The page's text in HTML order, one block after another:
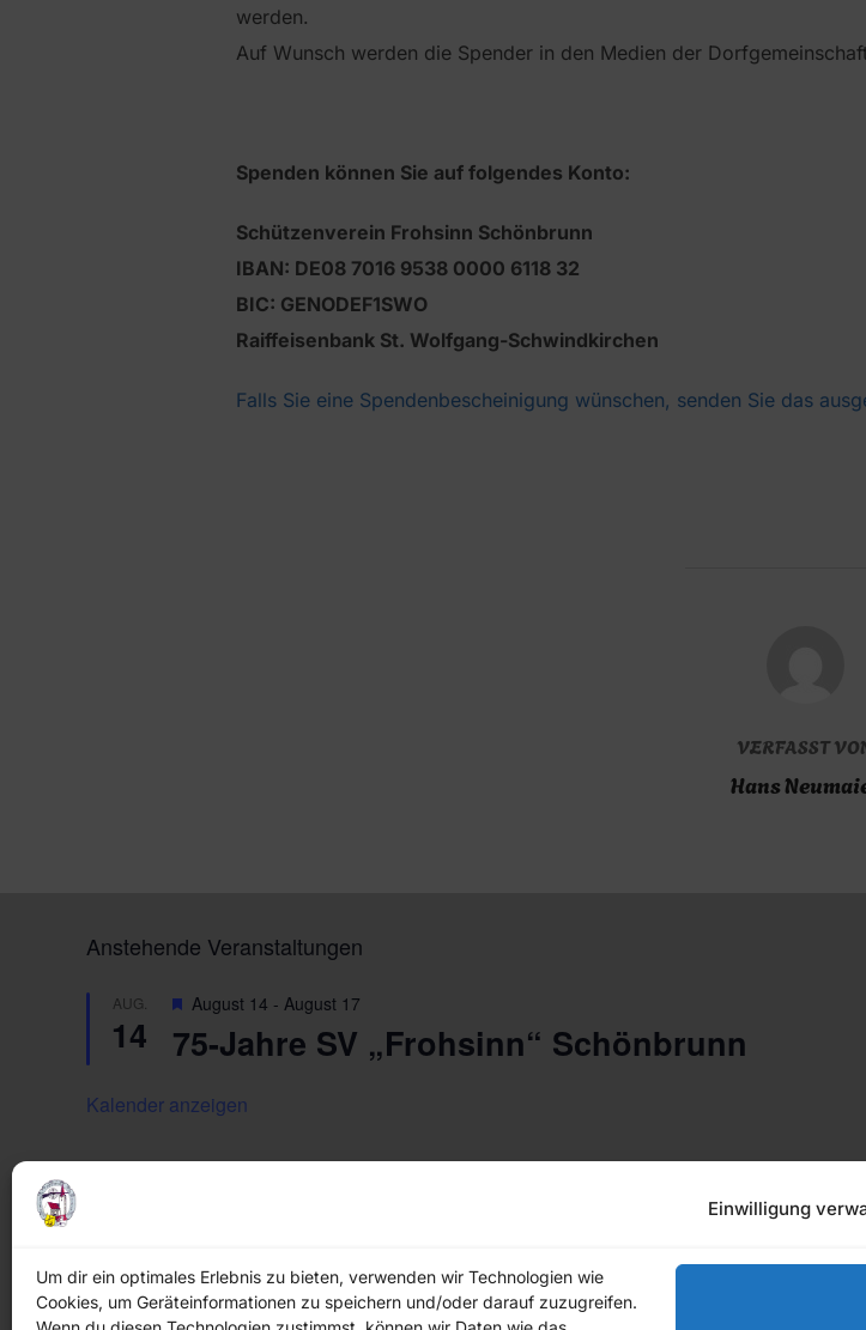
Einwilligung
Um dir ein optimales Erlebnis zu bieten, verwenden wir Technologien wie
Cookies, um Geräteinformationen zu speichern und/oder darauf zuzugreifen.
werden.
Auf Wunsch werden die Spender in den Medien der
Spenden können Sie auf folgendes Konto:
Schützenverein Frohsinn Schönbrunn
IBAN: DE08 7016 9538 0000 6118 32
BIC: GENODEF1SWO
Raiffeisenbank St. Wolfgang-Schwindkirchen
Falls Sie eine Spendenbescheinigung wünschen, senden Sie das
VERFASST
Hans
Anstehende Veranstaltungen
AUG.
14
H
r
r
e
n
August 14 - August 17
75-Jahre SV „Frohsinn“ Schönbrunn
Kalender anzeigen
Wir sind auch auf